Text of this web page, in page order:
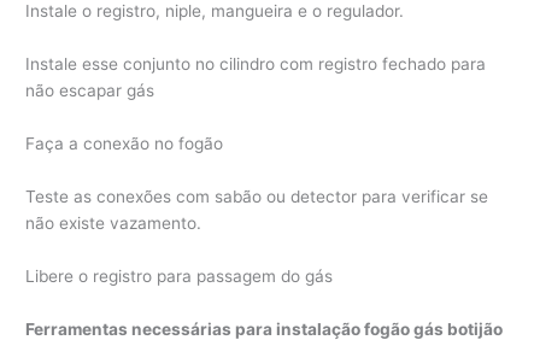
Instale o registro, niple, mangueira e o regulador.
Instale esse conjunto no cilindro com registro fechado para
não escapar gás
Faça a conexão no fogão
Teste as conexões com sabão ou detector para verificar se
não existe vazamento.
Libere o registro para passagem do gás
Ferramentas necessárias para instalação fogão gás botijão